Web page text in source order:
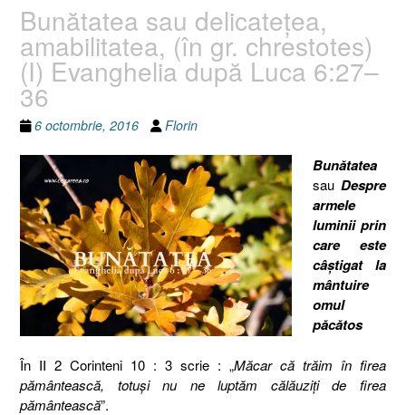
Bunătatea sau delicateţea,
amabilitatea, (în gr. chrestotes)
(I) Evanghelia după Luca 6:27–
36
6 octombrie, 2016 Florin
Bunătatea
sau Despre
armele
luminii prin
care este
câştigat la
mântuire
omul
păcătos
În II 2 Corinteni 10 : 3 scrie : „Măcar că trăim în firea
pământească, totuşi nu ne luptăm călăuziţi de firea
pământească”.